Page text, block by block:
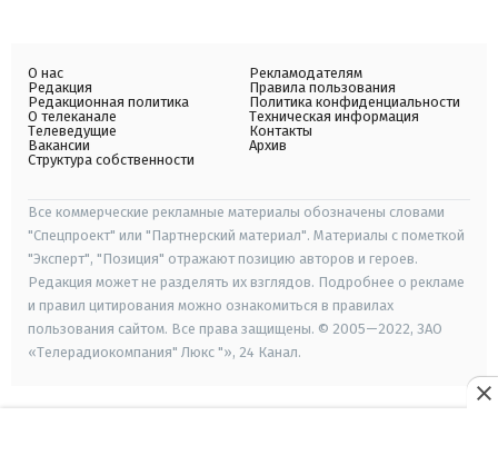
О нас
Редакция
Редакционная политика
О телеканале
Телеведущие
Вакансии
Структура собственности
Рекламодателям
Правила пользования
Политика конфиденциальности
Техническая информация
Контакты
Архив
Все коммерческие рекламные материалы обозначены словами
"Спецпроект" или "Партнерский материал". Материалы с пометкой
"Эксперт", "Позиция" отражают позицию авторов и героев.
Редакция может не разделять их взглядов. Подробнее о рекламе
и правил цитирования можно ознакомиться в правилах
пользования сайтом. Все права защищены. © 2005—2022, ЗАО
«Телерадиокомпания" Люкс "», 24 Канал.